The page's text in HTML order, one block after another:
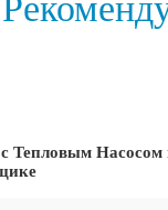
Тепловым Насосом